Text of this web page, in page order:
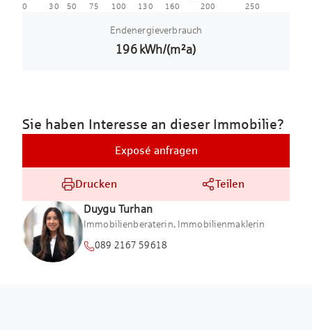
0 30 50 75 100 130 160 200 250
Endenergieverbrauch
196 kWh/(m²a)
Sie haben Interesse an dieser Immobilie?
Exposé anfragen
Drucken Teilen
Duygu Turhan
Immobilienberaterin, Immobilienmaklerin
089 2167 59618